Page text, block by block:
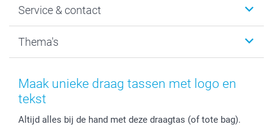
Fotocadeaus
Kaarten
Vacatures
Bestelproces
Herroepingsrecht
Privacy
Service & contact
Tevredenheidsgarantie
Mijn orderstatus
smartbonus
Thema's
Baby
Moederdag
Maak unieke draag tassen met logo en
tekst
Altijd alles bij de hand met deze draagtas (of tote bag).